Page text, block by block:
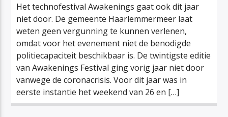
Het technofestival Awakenings gaat ook dit jaar
niet door. De gemeente Haarlemmermeer laat
weten geen vergunning te kunnen verlenen,
omdat voor het evenement niet de benodigde
politiecapaciteit beschikbaar is. De twintigste editie
van Awakenings Festival ging vorig jaar niet door
vanwege de coronacrisis. Voor dit jaar was in
eerste instantie het weekend van 26 en […]